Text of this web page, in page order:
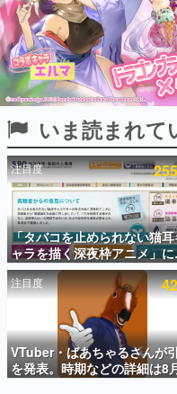
アプリセール情報
インタビュー
連載・特集
殿堂入り記事
SNS拡散数が数
ど。多くの人々
事をまとめまし
ゲームの企
名作ゲームク
聞きし、ヒッ
きます。
赫本
この物語を解
の形をした短
新世代に訊
これからのデ
の姿を追い、彼
いま読まれて
注目度
「タバコを止められない猫
ャラを描く深夜枠アニメ」
聴者の一部から批判意見。
薬物の使用と思しき描写も
て、BPOが議論を交わす
注目度
VTuber・ばあちゃるさんが
を発表。時期などの詳細は8
日15時からの配信で説明